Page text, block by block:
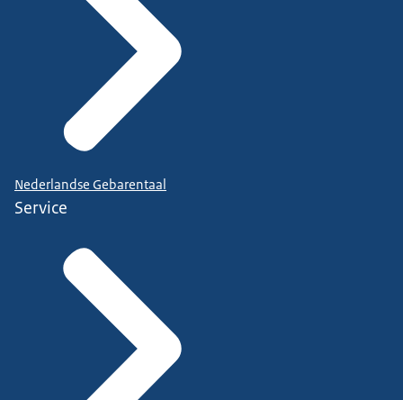
Nederlandse Gebarentaal
Service